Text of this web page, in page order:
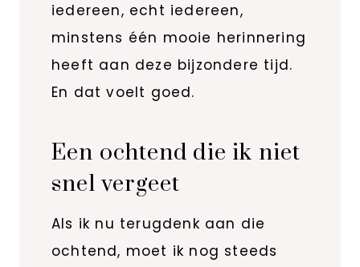
iedereen, echt iedereen,
minstens één mooie herinnering
heeft aan deze bijzondere tijd.
En dat voelt goed.
Een ochtend die ik niet
snel vergeet
Als ik nu terugdenk aan die
ochtend, moet ik nog steeds